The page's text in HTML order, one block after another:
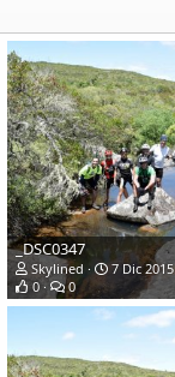
_DSC0347
Skylined
7 Dic 2015
0
0